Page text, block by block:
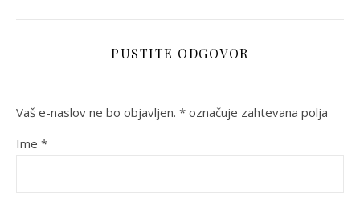
PUSTITE ODGOVOR
Vaš e-naslov ne bo objavljen. * označuje zahtevana polja
Ime *